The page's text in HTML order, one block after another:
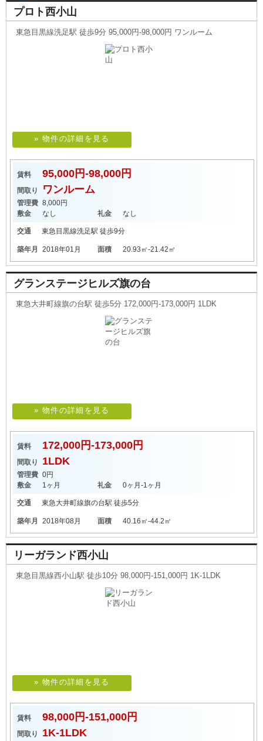
プロト西小山
東急目黒線洗足駅 徒歩9分 95,000円-98,000円 ワンルーム
» 物件の詳細を見る
賃料 95,000円-98,000円
間取り ワンルーム
管理費 8,000円
敷金
なし 礼金 なし
交通 東急目黒線洗足駅 徒歩9分
築年月 2018年01月 面積 20.93㎡-21.42㎡
グランステージヒルズ旗の台
東急大井町線旗の台駅 徒歩5分 172,000円-173,000円 1LDK
» 物件の詳細を見る
賃料 172,000円-173,000円
間取り 1LDK
管理費 0円
敷金
1ヶ月 礼金 0ヶ月-1ヶ月
交通 東急大井町線旗の台駅 徒歩5分
築年月 2018年08月 面積 40.16㎡-44.2㎡
リーガランド西小山
東急目黒線西小山駅 徒歩10分 98,000円-151,000円 1K-1LDK
» 物件の詳細を見る
賃料 98,000円-151,000円
間取り 1K-1LDK